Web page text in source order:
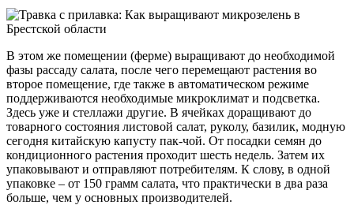
В этом же помещении (ферме) выращивают до необходимой
фазы рассаду салата, после чего перемещают растения во
второе помещение, где также в автоматическом режиме
поддерживаются необходимые микроклимат и подсветка.
Здесь уже и стеллажи другие. В ячейках доращивают до
товарного состояния листовой салат, руколу, базилик, модную
сегодня китайскую капусту пак-чой. От посадки семян до
кондиционного растения проходит шесть недель. Затем их
упаковывают и отправляют потребителям. К слову, в одной
упаковке – от 150 грамм салата, что практически в два раза
больше, чем у основных производителей.